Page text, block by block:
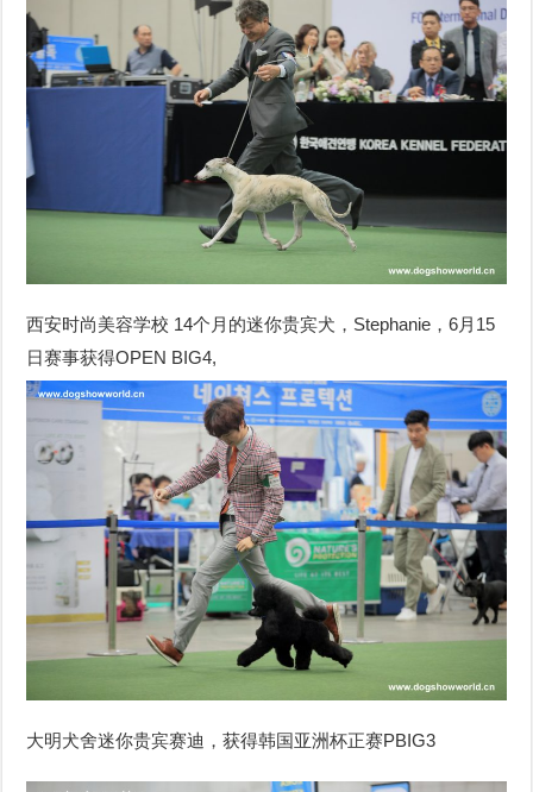
西安时尚美容学校 14个月的迷你贵宾犬，Stephanie，6月15
日赛事获得OPEN BIG4,
大明犬舍迷你贵宾赛迪，获得韩国亚洲杯正赛PBIG3